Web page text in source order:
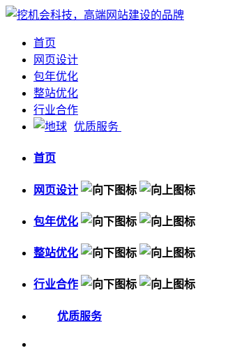
首页
网页设计
包年优化
整站优化
行业合作
优质服务
首页
网页设计
包年优化
整站优化
行业合作
优质服务